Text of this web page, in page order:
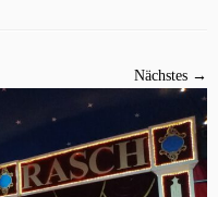
Nächstes →